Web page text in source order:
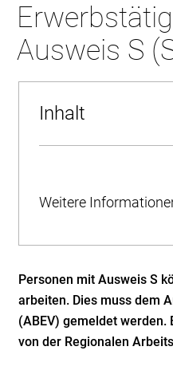
Ausweis S
Inhalt
Weitere
Personen mit Ausweis S
arbeiten. Dies muss dem
(ABEV) gemeldet werden.
von der Regionalen